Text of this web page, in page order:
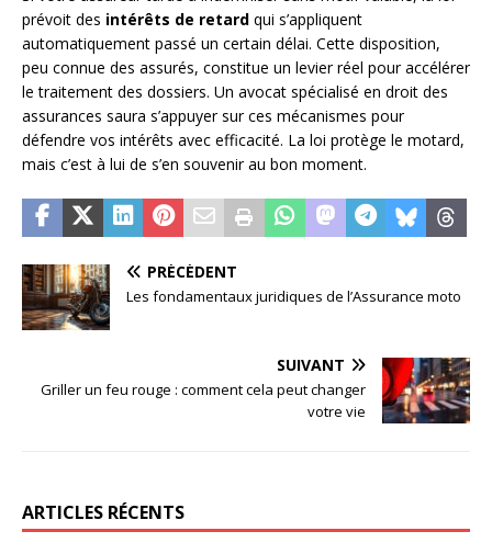
prévoit des intérêts de retard qui s’appliquent
automatiquement passé un certain délai. Cette disposition,
peu connue des assurés, constitue un levier réel pour accélérer
le traitement des dossiers. Un avocat spécialisé en droit des
assurances saura s’appuyer sur ces mécanismes pour
défendre vos intérêts avec efficacité. La loi protège le motard,
mais c’est à lui de s’en souvenir au bon moment.
PRÉCÉDENT
Les fondamentaux juridiques de l’Assurance moto
SUIVANT
Griller un feu rouge : comment cela peut changer
votre vie
ARTICLES RÉCENTS